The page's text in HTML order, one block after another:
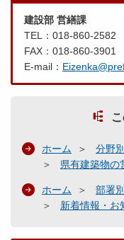
建設部 営繕課
TEL：018-860-2582
FAX：018-860-3901
E-mail：
ホーム 分野
県有建築物の
ホーム 部署
新着情報・お